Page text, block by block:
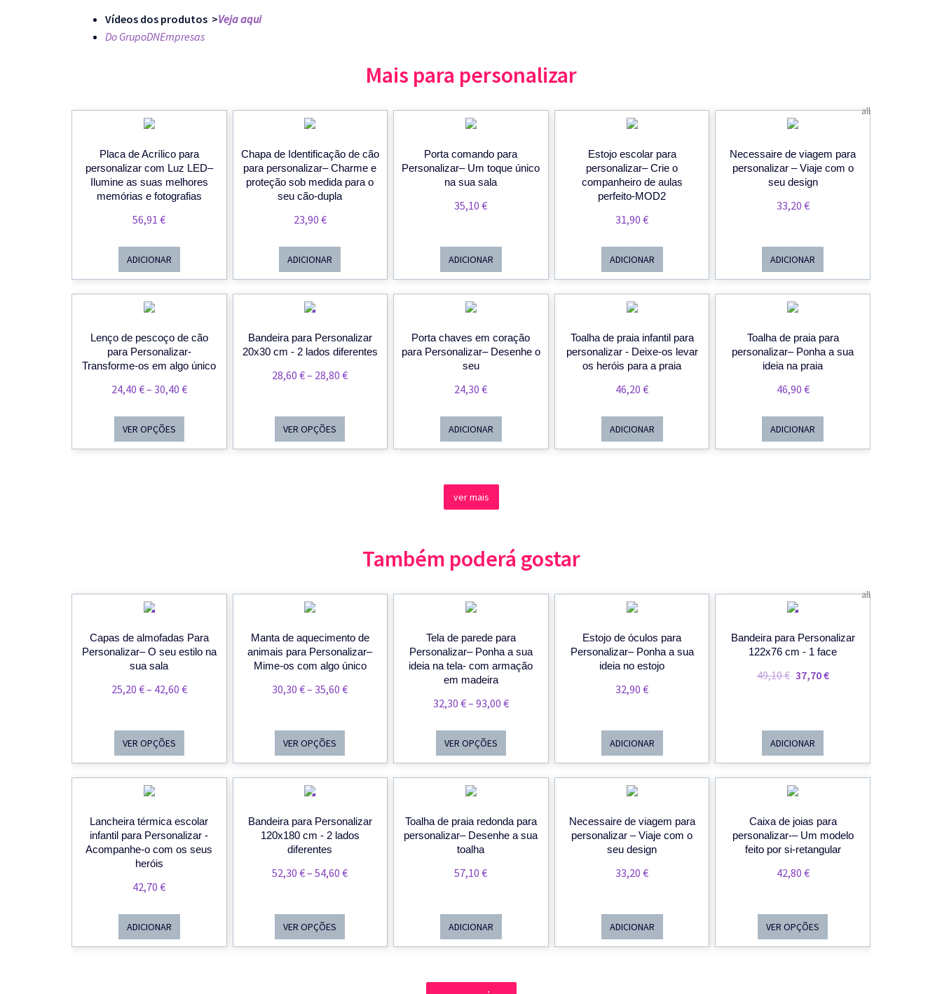
Vídeos dos produtos >Veja aqui
Do GrupoDNEmpresas
Mais para personalizar
all
Placa de Acrílico para
personalizar com Luz LED–
Ilumine as suas melhores
memórias e fotografias
56,91€
ADICIONAR
Chapa de Identificação de cão
para personalizar– Charme e
proteção sob medida para o
seu cão-dupla
23,90 €
ADICIONAR
Porta comando para
Personalizar– Um toque único
na sua sala
35,10€
ADICIONAR
Estojo escolar para
personalizar– Crie o
companheiro de aulas
perfeito-MOD2
31,90€
ADICIONAR
Necessaire de viagem para
personalizar – Viaje com o
seu design
33,20 €
ADICIONAR
Lenço de pescoço de cão
para Personalizar-
Transforme-os em algo único
24,40 €– 30,40 €Price
VER OPÇÕES
Bandeira para Personalizar
20x30 cm - 2 lados diferentes
28,60€– 28,80€Price
28,80 €
VER OPÇÕES
Porta chaves em coração
para Personalizar– Desenhe o
seu
24,30€
ADICIONAR
Toalha de praia infantil para
personalizar - Deixe-os levar
os heróis para a praia
46,20€
ADICIONAR
Toalha de praia para
personalizar– Ponha a sua
ideia na praia
46,90 €
ADICIONAR
ver mais
Também poderá gostar
all
Capas de almofadas Para
Personalizar– O seu estilo na
sua sala
25,20 €– 42,60 €Price
42,60 €
VER OPÇÕES
Manta de aquecimento de
animais para Personalizar–
Mime-os com algo único
30,30€– 35,60€Price
35,60 €
VER OPÇÕES
Tela de parede para
Personalizar– Ponha a sua
ideia na tela- com armação
em madeira
32,30 €– 93,00 €Price
93,00 €
VER OPÇÕES
Estojo de óculos para
Personalizar– Ponha a sua
ideia no estojo
32,90€
ADICIONAR
Bandeira para Personalizar
122x76 cm - 1 face
49,10€ O
Era:
49,10 €.
37,70€O
ADICIONAR
Lancheira térmica escolar
infantil para Personalizar -
Acompanhe-o com os seus
heróis
42,70€
ADICIONAR
Bandeira para Personalizar
120x180 cm - 2 lados
diferentes
52,30€– 54,60€Price
54,60 €
VER OPÇÕES
Toalha de praia redonda para
personalizar– Desenhe a sua
toalha
57,10€
ADICIONAR
Necessaire de viagem para
personalizar – Viaje com o
seu design
33,20€
ADICIONAR
Caixa de joias para
personalizar-– Um modelo
feito por si-retangular
42,80 €
VER OPÇÕES